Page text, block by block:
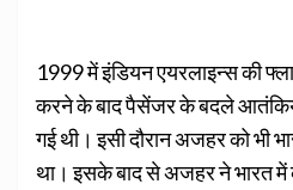
1999 में इंडियन एयरलाइन्स की
करने के बाद पैसेंजर के बदले
गई थी। इसी दौरान अजहर को भी
था। इसके बाद से अजहर ने भारत